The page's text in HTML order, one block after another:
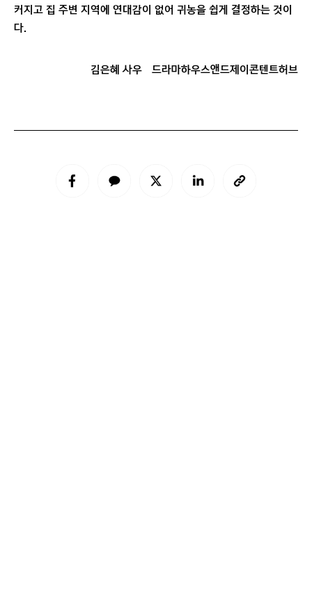
커지고 집 주변 지역에 연대감이 없어 귀농을 쉽게 결정하는 것이
다.
김은혜 사우 드라마하우스앤드제이콘텐트허브